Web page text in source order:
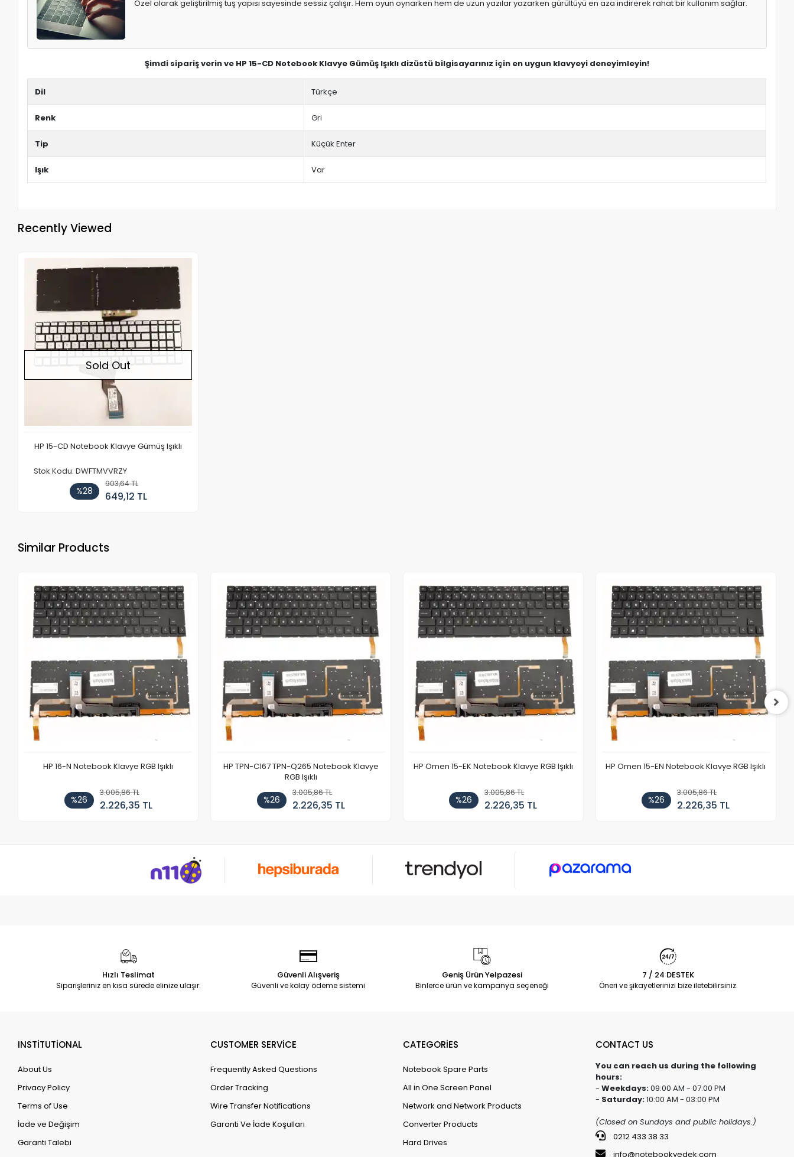
Özel olarak geliştirilmiş tuş yapısı sayesinde sessiz çalışır. Hem oyun oynarken hem de uzun yazılar yazarken gürültüyü en aza indirerek rahat bir kullanım sağlar.
Şimdi sipariş verin ve HP 15-CD Notebook Klavye Gümüş Işıklı dizüstü bilgisayarınız için en uygun klavyeyi deneyimleyin!
Dil Türkçe
Renk Gri
Tip Küçük Enter
Işık Var
Recently Viewed
Out of stock
Sold Out
HP 15-CD Notebook Klavye Gümüş Işıklı
Stok Kodu: DWFTMVVRZY
%28
903,64 TL
649,12 TL
Similar Products
HP 16-N Notebook Klavye RGB Işıklı
%26
3.005,86 TL
2.226,35 TL
HP TPN-C167 TPN-Q265 Notebook Klavye
RGB Işıklı
%26
3.005,86 TL
2.226,35 TL
HP Omen 15-EK Notebook Klavye RGB Işıklı
%26
3.005,86 TL
2.226,35 TL
HP Omen 15-EN Notebook Klavye RGB Işıklı
%26
3.005,86 TL
2.226,35 TL
Hızlı Teslimat
Siparişleriniz en kısa sürede elinize ulaşır.
Güvenli Alışveriş
Güvenli ve kolay ödeme sistemi
Geniş Ürün Yelpazesi
Binlerce ürün ve kampanya seçeneği
7 / 24 DESTEK
Öneri ve şikayetlerinizi bize iletebilirsiniz.
INSTİTUTİONAL
About Us
Privacy Policy
Terms of Use
İade ve Değişim
Garanti Talebi
CUSTOMER SERVİCE
Frequently Asked Questions
Order Tracking
Wire Transfer Notifications
Garanti Ve İade Koşulları
CATEGORİES
Notebook Spare Parts
All in One Screen Panel
Network and Network Products
Converter Products
Hard Drives
CONTACT US
You can reach us during the following
hours:
- Weekdays:09:00 AM - 07:00 PM
- Saturday:10:00 AM - 03:00 PM
(Closed on Sundays and public holidays.)
0212 433 38 33
info@notebookyedek.com